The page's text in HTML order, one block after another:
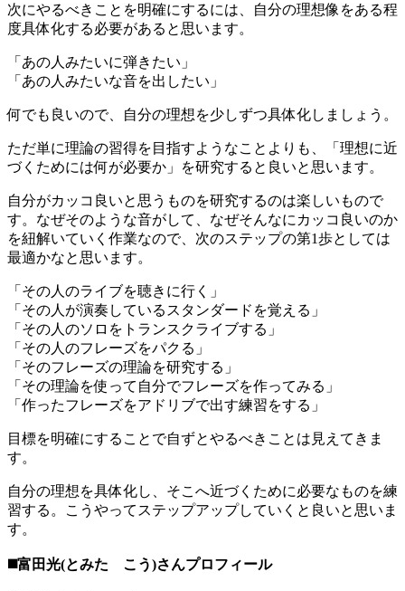
次にやるべきことを明確にするには、自分の理想像をある程
度具体化する必要があると思います。
「あの人みたいに弾きたい」
「あの人みたいな音を出したい」
何でも良いので、自分の理想を少しずつ具体化しましょう。
ただ単に理論の習得を目指すようなことよりも、「理想に近
づくためには何が必要か」を研究すると良いと思います。
自分がカッコ良いと思うものを研究するのは楽しいもので
す。なぜそのような音がして、なぜそんなにカッコ良いのか
を紐解いていく作業なので、次のステップの第1歩としては
最適かなと思います。
「その人のライブを聴きに行く」
「その人が演奏しているスタンダードを覚える」
「その人のソロをトランスクライブする」
「その人のフレーズをパクる」
「そのフレーズの理論を研究する」
「その理論を使って自分でフレーズを作ってみる」
「作ったフレーズをアドリブで出す練習をする」
目標を明確にすることで自ずとやるべきことは見えてきま
す。
自分の理想を具体化し、そこへ近づくために必要なものを練
習する。こうやってステップアップしていくと良いと思いま
す。
◼️富田光(とみた こう)さんプロフィール